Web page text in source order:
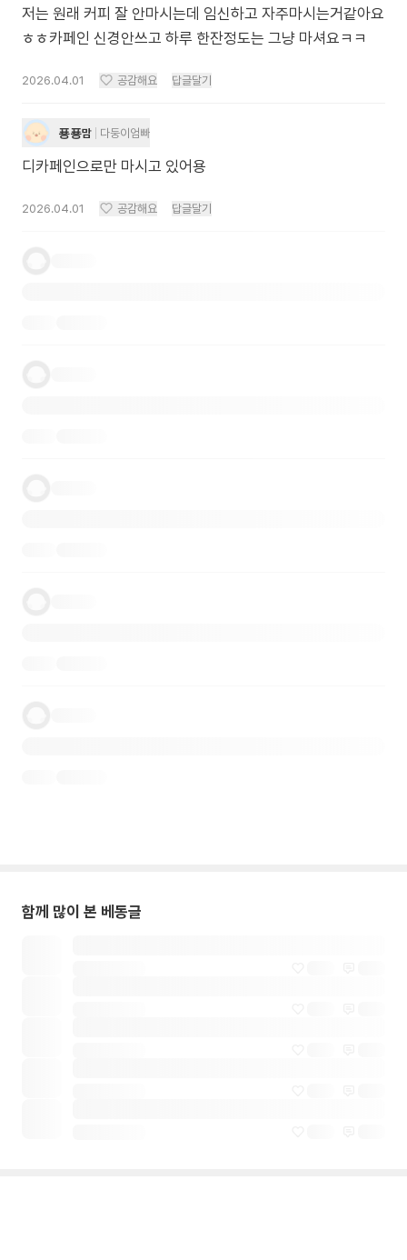
저는 원래 커피 잘 안마시는데 임신하고 자주마시는거같아요
ㅎㅎ카페인 신경안쓰고 하루 한잔정도는 그냥 마셔요ㅋㅋ
2026.04.01 공감해요 답글달기
푱푱맘 다둥이엄빠
디카페인으로만 마시고 있어용
2026.04.01 공감해요 답글달기
함께 많이 본 베동글